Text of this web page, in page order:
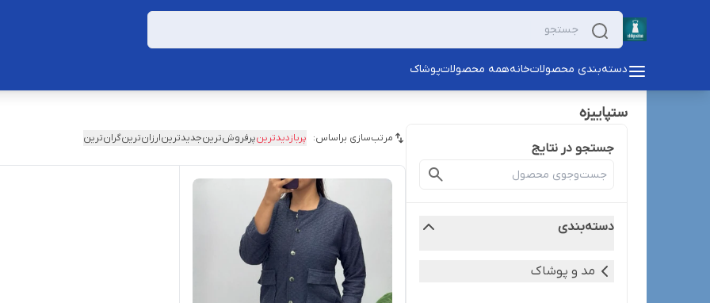
دسته‌بندی محصولاتخانههمه محصولاتپوشاک
ستپاییزه
جستجو در نتایج
دسته‌بندی
مد و پوشاک
مرتب‌سازی براساس: پربازدیدترینپرفروش‌ترینجدیدترینارزان‌ترینگران‌ترین